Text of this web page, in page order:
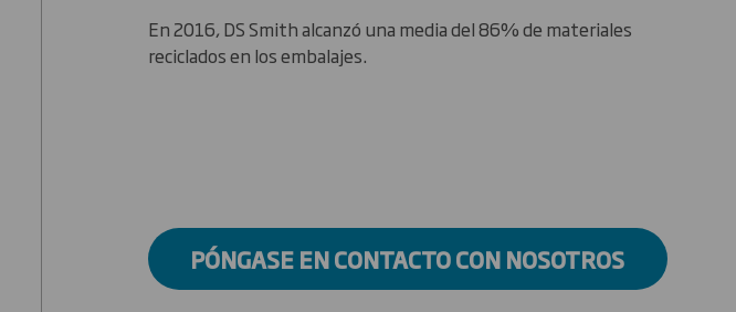
En 2016, DS Smith alcanzó una media del 86% de materiales
reciclados en los embalajes.
PÓNGASE EN CONTACTO CON NOSOTROS